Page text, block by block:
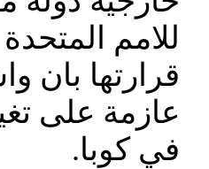
للامم
قرارتها بان
عازمة على
في كوبا.